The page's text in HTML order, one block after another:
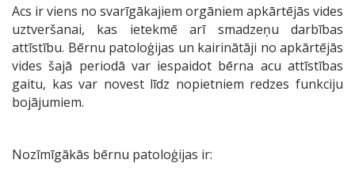
Acs ir viens no svarīgākajiem orgāniem apkārtējās vides
uztveršanai, kas ietekmē arī smadzeņu darbības
attīstību. Bērnu patoloģijas un kairinātāji no apkārtējās
vides šajā periodā var iespaidot bērna acu attīstības
gaitu, kas var novest līdz nopietniem redzes funkciju
bojājumiem.
Nozīmīgākās bērnu patoloģijas ir: